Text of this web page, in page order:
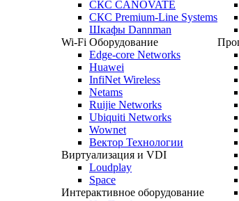
СКС CANOVATE
СКС Premium-Line Systems
Шкафы Dannman
Wi-Fi Оборудование
Edge-core Networks
Huawei
InfiNet Wireless
Netams
Ruijie Networks
Ubiquiti Networks
Wownet
Вектор Технологии
Виртуализация и VDI
Loudplay
Space
Интерактивное оборудование